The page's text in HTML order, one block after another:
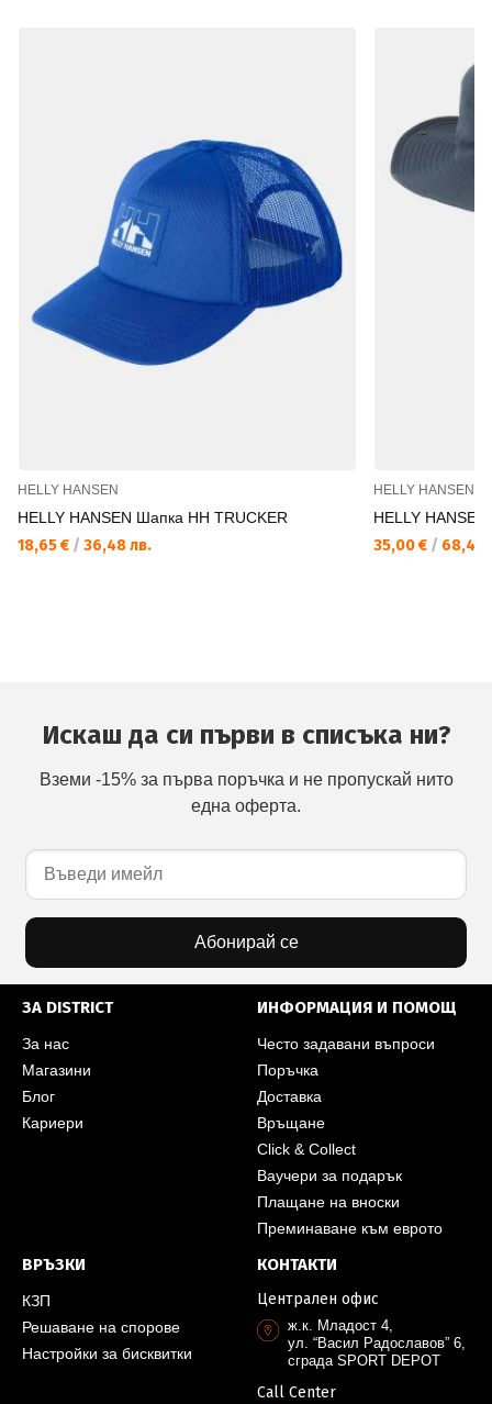
HELLY HANSEN
HELLY HANSEN Шапка HH TRUCKER
18,65 € / 36,48 лв.
HELLY HANSEN
HELLY
35,00 € / 68,45
Искаш да си първи в списъка ни?
Вземи -15% за първа поръчка и не пропускай нито
една оферта.
Абонирай се
ЗА DISTRICT
За нас
Магазини
Блог
Кариери
ИНФОРМАЦИЯ И ПОМОЩ
Често задавани въпроси
Поръчка
Доставка
Връщане
Click & Collect
Ваучери за подарък
Плащане на вноски
Преминаване към еврото
ВРЪЗКИ
КЗП
Решаване на спорове
Настройки за бисквитки
КОНТАКТИ
Централен офис
ж.к. Младост 4,
ул. “Васил Радославов” 6,
сграда SPORT DEPOT
Call Center